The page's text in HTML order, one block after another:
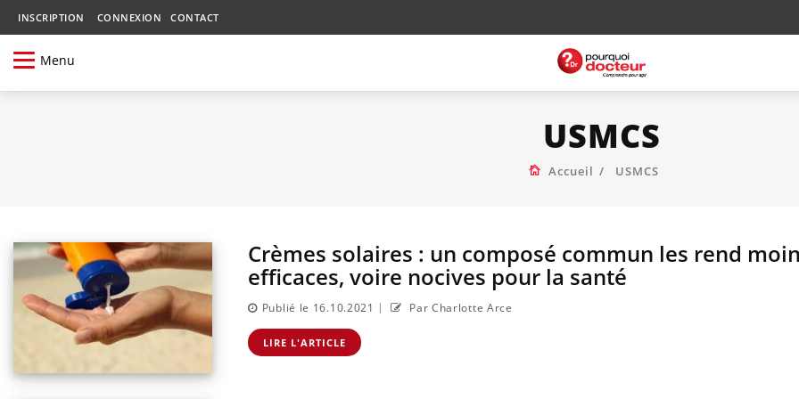
INSCRIPTION CONNEXION CONTACT
Menu
USMCS
Accueil USMCS
Crèmes solaires : un composé commun les rend
efficaces, voire nocives pour la santé
Publié le 16.10.2021 | Par Charlotte Arce
LIRE L'ARTICLE